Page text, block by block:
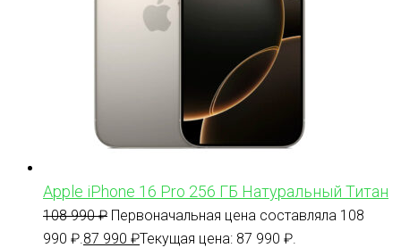
Apple iPhone 16 Pro 256 ГБ Натуральный Титан
108 990₽ Первоначальная цена составляла 108
990 ₽. 87 990 ₽Текущая цена: 87 990 ₽.